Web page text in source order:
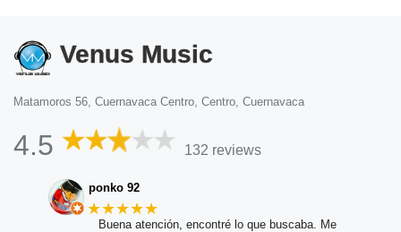
Venus Music
Matamoros 56, Cuernavaca Centro, Centro, Cuernavaca
4.5 132 reviews
ponko 92
★★★★★
Buena atención, encontré lo que buscaba. Me